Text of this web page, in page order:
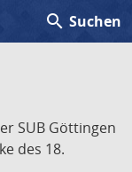
search Suchen
SUB Göttingen
des 18.